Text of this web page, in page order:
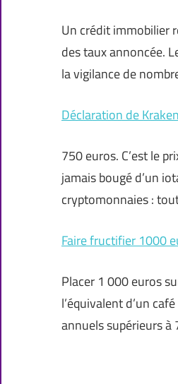
Un crédit immobilier
des taux annoncée.
la vigilance de
Déclaration de
750 euros. C’est le
jamais bougé d’un
cryptomonnaies :
Faire fructifier 1000
Placer 1 000 euros
l’équivalent d’un
annuels supérieurs à